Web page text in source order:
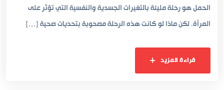
الحمل هو رحلة مليئة بالتغيرات الجسدية والنفسية التي تؤثر على
المرأة. لكن ماذا لو كانت هذه الرحلة مصحوبة بتحديات صحية […]
قراءة المزيد